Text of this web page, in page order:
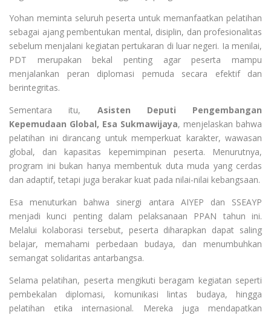
Yohan meminta seluruh peserta untuk memanfaatkan pelatihan
sebagai ajang pembentukan mental, disiplin, dan profesionalitas
sebelum menjalani kegiatan pertukaran di luar negeri. Ia menilai,
PDT merupakan bekal penting agar peserta mampu
menjalankan peran diplomasi pemuda secara efektif dan
berintegritas.
Sementara itu, Asisten Deputi Pengembangan
Kepemudaan Global, Esa Sukmawijaya, menjelaskan bahwa
pelatihan ini dirancang untuk memperkuat karakter, wawasan
global, dan kapasitas kepemimpinan peserta. Menurutnya,
program ini bukan hanya membentuk duta muda yang cerdas
dan adaptif, tetapi juga berakar kuat pada nilai-nilai kebangsaan.
Esa menuturkan bahwa sinergi antara AIYEP dan SSEAYP
menjadi kunci penting dalam pelaksanaan PPAN tahun ini.
Melalui kolaborasi tersebut, peserta diharapkan dapat saling
belajar, memahami perbedaan budaya, dan menumbuhkan
semangat solidaritas antarbangsa.
Selama pelatihan, peserta mengikuti beragam kegiatan seperti
pembekalan diplomasi, komunikasi lintas budaya, hingga
pelatihan etika internasional. Mereka juga mendapatkan